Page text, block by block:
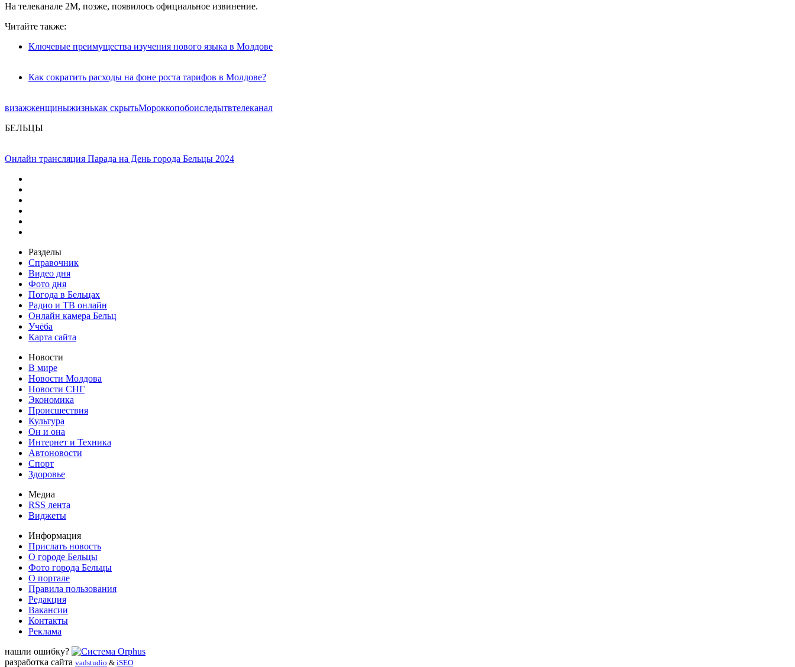
На телеканале 2М, позже, появилось официальное извинение.
Читайте также:
Ключевые преимущества изучения нового языка в Молдове
Как сократить расходы на фоне роста тарифов в Молдове?
визажженщиныжизнькак скрытьМороккопобоиследытвтелеканал
БЕЛЬЦЫ
Онлайн трансляция Парада на День города Бельцы 2024
Разделы
Справочник
Видео дня
Фото дня
Погода в Бельцах
Радио и ТВ онлайн
Онлайн камера Бельц
Учёба
Карта сайта
Новости
В мире
Новости Молдова
Новости СНГ
Экономика
Происшествия
Культура
Он и она
Интернет и Техника
Автоновости
Спорт
Здоровье
Медиа
RSS лента
Виджеты
Информация
Прислать новость
О городе Бельцы
Фото города Бельцы
О портале
Правила пользования
Редакция
Вакансии
Контакты
Реклама
нашли ошибку?
разработка сайта vadstudio & iSEO